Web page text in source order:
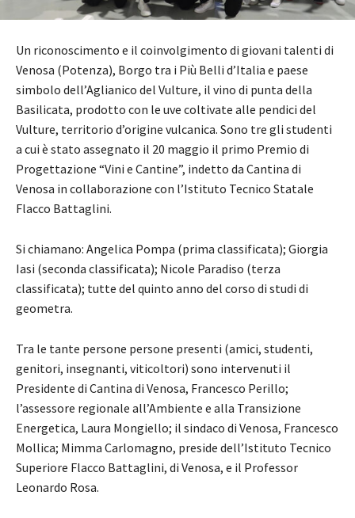
Un riconoscimento e il coinvolgimento di giovani talenti di
Venosa (Potenza), Borgo tra i Più Belli d’Italia e paese
simbolo dell’Aglianico del Vulture, il vino di punta della
Basilicata, prodotto con le uve coltivate alle pendici del
Vulture, territorio d’origine vulcanica. Sono tre gli studenti
a cui è stato assegnato il 20 maggio il primo Premio di
Progettazione “Vini e Cantine”, indetto da Cantina di
Venosa in collaborazione con l’Istituto Tecnico Statale
Flacco Battaglini.
Si chiamano: Angelica Pompa (prima classificata); Giorgia
Iasi (seconda classificata); Nicole Paradiso (terza
classificata); tutte del quinto anno del corso di studi di
geometra.
Tra le tante persone persone presenti (amici, studenti,
genitori, insegnanti, viticoltori) sono intervenuti il
Presidente di Cantina di Venosa, Francesco Perillo;
l’assessore regionale all’Ambiente e alla Transizione
Energetica, Laura Mongiello; il sindaco di Venosa, Francesco
Mollica; Mimma Carlomagno, preside dell’Istituto Tecnico
Superiore Flacco Battaglini, di Venosa, e il Professor
Leonardo Rosa.